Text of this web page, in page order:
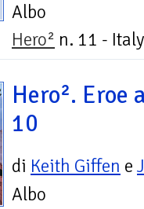
Albo
Hero² n. 11 -
Hero². Eroe
10
di Keith Giffen e
Albo